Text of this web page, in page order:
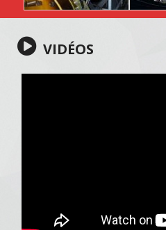
VIDÉOS